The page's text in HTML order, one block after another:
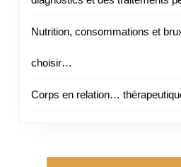
Nutrition, consommations et
choisir…
Corps en relation…